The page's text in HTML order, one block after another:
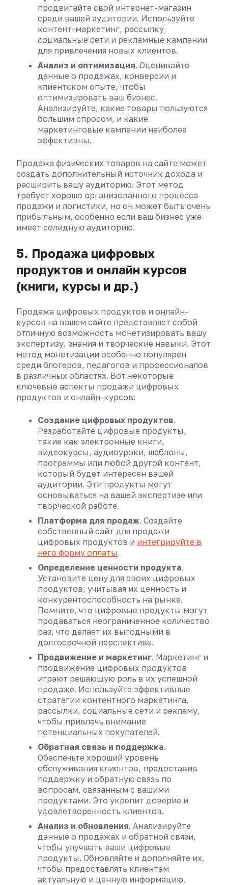
продвигайте свой интернет-магазин
среди вашей аудитории. Используйте
контент-маркетинг, рассылку,
социальные сети и рекламные кампании
для привлечения новых клиентов.
Анализ и оптимизация. Оценивайте
данные о продажах, конверсии и
клиентском опыте, чтобы
оптимизировать ваш бизнес.
Анализируйте, какие товары пользуются
большим спросом, и какие
маркетинговые кампании наиболее
эффективны.
Продажа физических товаров на сайте может
создать дополнительный источник дохода и
расширить вашу аудиторию. Этот метод
требует хорошо организованного процесса
продажи и логистики, но он может быть очень
прибыльным, особенно если ваш бизнес уже
имеет солидную аудиторию.
5. Продажа цифровых
продуктов и онлайн курсов
(книги, курсы и др.)
Продажа цифровых продуктов и онлайн-
курсов на вашем сайте представляет собой
отличную возможность монетизировать вашу
экспертизу, знания и творческие навыки. Этот
метод монетизации особенно популярен
среди блогеров, педагогов и профессионалов
в различных областях. Вот некоторые
ключевые аспекты продажи цифровых
продуктов и онлайн-курсов:
Создание цифровых продуктов.
Разработайте цифровые продукты,
такие как электронные книги,
видеокурсы, аудиоуроки, шаблоны,
программы или любой другой контент,
который будет интересен вашей
аудитории. Эти продукты могут
основываться на вашей экспертизе или
творческой работе.
Платформа для продаж. Создайте
собственный сайт для продажи
цифровых продуктов и интегрируйте в
него форму оплаты.
Определение ценности продукта.
Установите цену для своих цифровых
продуктов, учитывая их ценность и
конкурентоспособность на рынке.
Помните, что цифровые продукты могут
продаваться неограниченное количество
раз, что делает их выгодными в
долгосрочной перспективе.
Продвижение и маркетинг. Маркетинг и
продвижение цифровых продуктов
играют решающую роль в их успешной
продаже. Используйте эффективные
стратегии контентного маркетинга,
рассылки, социальные сети и рекламу,
чтобы привлечь внимание
потенциальных покупателей.
Обратная связь и поддержка.
Обеспечьте хороший уровень
обслуживания клиентов, предоставив
поддержку и обратную связь по
вопросам, связанным с вашими
продуктами. Это укрепит доверие и
удовлетворенность клиентов.
Анализ и обновления. Анализируйте
данные о продажах и обратной связи,
чтобы улучшать ваши цифровые
продукты. Обновляйте и дополняйте их,
чтобы предоставлять клиентам
актуальную и ценную информацию.